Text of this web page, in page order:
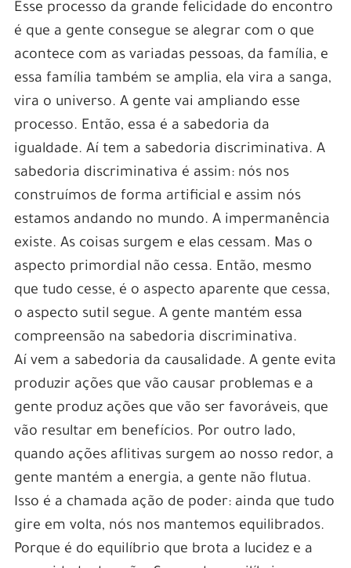
Esse processo da grande felicidade do encontro
é que a gente consegue se alegrar com o que
acontece com as variadas pessoas, da família, e
essa família também se amplia, ela vira a sanga,
vira o universo. A gente vai ampliando esse
processo. Então, essa é a sabedoria da
igualdade. Aí tem a sabedoria discriminativa. A
sabedoria discriminativa é assim: nós nos
construímos de forma artificial e assim nós
estamos andando no mundo. A impermanência
existe. As coisas surgem e elas cessam. Mas o
aspecto primordial não cessa. Então, mesmo
que tudo cesse, é o aspecto aparente que cessa,
o aspecto sutil segue. A gente mantém essa
compreensão na sabedoria discriminativa.
Aí vem a sabedoria da causalidade. A gente evita
produzir ações que vão causar problemas e a
gente produz ações que vão ser favoráveis, que
vão resultar em benefícios. Por outro lado,
quando ações aflitivas surgem ao nosso redor, a
gente mantém a energia, a gente não flutua.
Isso é a chamada ação de poder: ainda que tudo
gire em volta, nós nos mantemos equilibrados.
Porque é do equilíbrio que brota a lucidez e a